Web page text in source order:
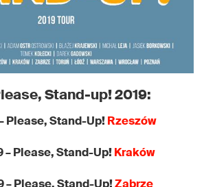
Stand-up! 2019:
Please, Stand-Up!Rzeszów
– Please, Stand-Up!Kraków
– Please, Stand-Up!Zabrze